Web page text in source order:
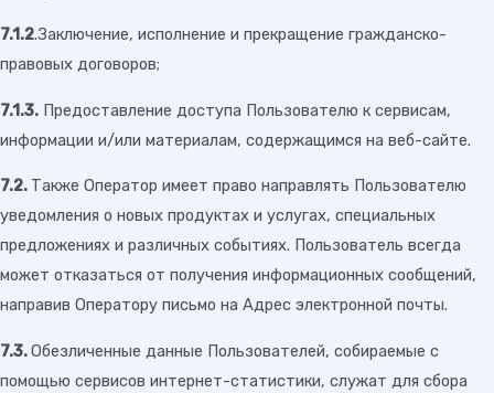
7.1.2.Заключение, исполнение и прекращение гражданско-
правовых договоров;
7.1.3. Предоставление доступа Пользователю к сервисам,
информации и/или материалам, содержащимся на веб-сайте.
7.2. Также Оператор имеет право направлять Пользователю
уведомления о новых продуктах и услугах, специальных
предложениях и различных событиях. Пользователь всегда
может отказаться от получения информационных сообщений,
направив Оператору письмо на Адрес электронной почты.
7.3.Обезличенные данные Пользователей, собираемые с
помощью сервисов интернет-статистики, служат для сбора